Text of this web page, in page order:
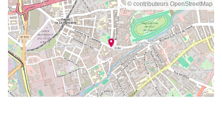
© contributeurs OpenStreetMap